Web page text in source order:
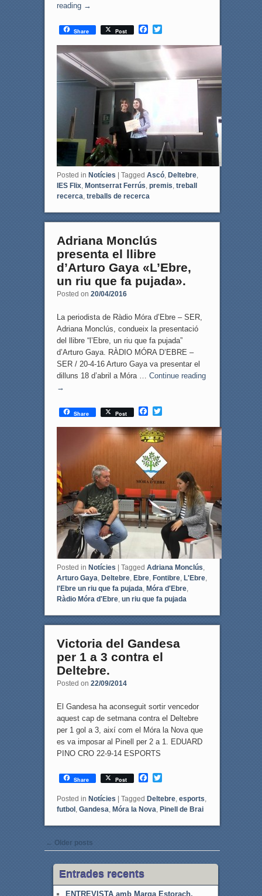
reading →
Share Post
F
c
o
T
i
e
Posted in Notícies Tagged Ascó, Deltebre,
IES Flix, Montserrat Ferrús, premis, treball
recerca, treballs de recerca
Adriana Monclús
presenta el llibre
d’Arturo Gaya «L’Ebre,
un riu que fa pujada».
Posted on 20/04/2016
La periodista de Ràdio Móra d’Ebre – SER,
Adriana Monclús, condueix la presentació
del llibre “l’Ebre, un riu que fa pujada”
d’Arturo Gaya. RÀDIO MÓRA D’EBRE –
SER / 20-4-16 Arturo Gaya va presentar el
dilluns 18 d’abril a Móra … Continue reading
→
Share Post
F
c
e
b
o
o
k
T
i
t
e
r
Posted in Notícies Tagged Adriana Monclús,
Arturo Gaya, Deltebre, Ebre, Fontibre, L'Ebre,
l'Ebre un riu que fa pujada, Móra d'Ebre,
Ràdio Móra d'Ebre, un riu que fa pujada
Victoria del Gandesa
per 1 a 3 contra el
Deltebre.
Posted on 22/09/2014
El Gandesa ha aconseguit sortir vencedor
aquest cap de setmana contra el Deltebre
per 1 gol a 3, així com el Móra la Nova que
es va imposar al Pinell per 2 a 1. EDUARD
PINO CRO 22-9-14 ESPORTS
Share Post
F
c
e
b
o
T
i
t
e
Posted in Notícies | Tagged Deltebre, esports
futbol, Gandesa Móra la Nova Pinell de Brai
Post navigation
← Older posts
Entrades recents
ENTREVISTA amb Marga Estorach,